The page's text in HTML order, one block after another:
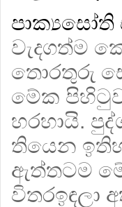
වැදගත්ම
තොරතුරු
මේක
හරහායි.
තියෙන
ඇත්තටම
විතරඉඳලා